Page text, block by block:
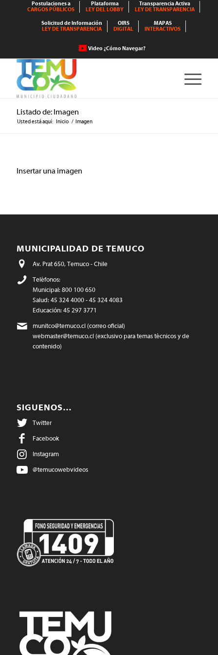
Postulaciones a
CARGOS PÚBLICOS
Plataforma
LEY DEL LOBBY
Transparencia Activa
LEY DE TRANSPARENCIA
Solicitud de Información
LEY DE TRANSPARENCIA
OIRS
DIGITAL
MAPAS
INTERACTIVOS
Video ¿Cómo Navegar?
Listado de: Imagen
Usted está aquí: Inicio / Imagen
Insertar una imagen
MUNICIPALIDAD DE TEMUCO
Av. Prat 650, Temuco - Chile
Teléfonos:
Municipal: 800 100 650
Salud: 45 324 4000 - 45 324 4083
Educación: 45 297 3771
munitco@temuco.cl(correo oficial)
webmaster@temuco.cl(exclusivo para temas técnicos y de
contenido)
SIGUENOS…
Twitter
Facebook
Instagram
@temucowebvideos